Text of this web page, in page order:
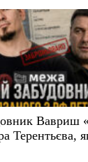
Вавриш
Терентьєва,